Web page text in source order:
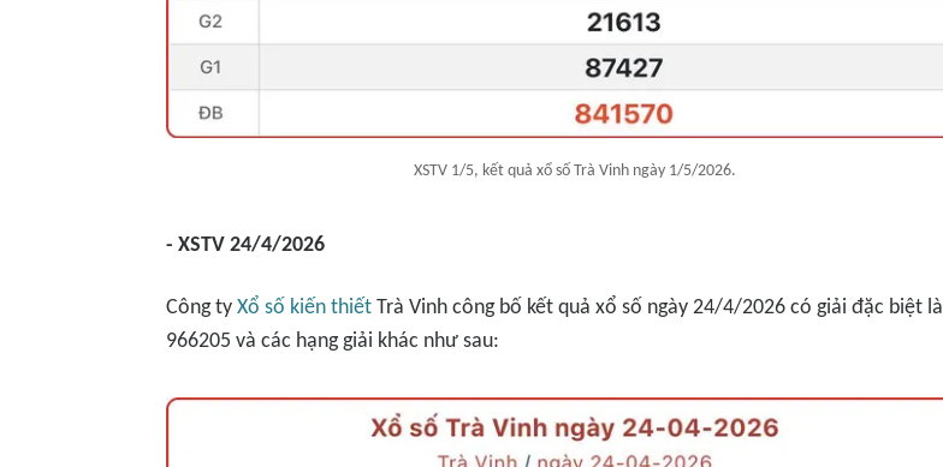
XSTV 1/5, kết quả xổ số Trà Vinh ngày 1/5/2026.
- XSTV 24/4/2026
Công ty Xổ số kiến thiết Trà Vinh công bố kết quả xổ số ngày 24/4/2026 có giải đặc biệt là
966205 và các hạng giải khác như sau: